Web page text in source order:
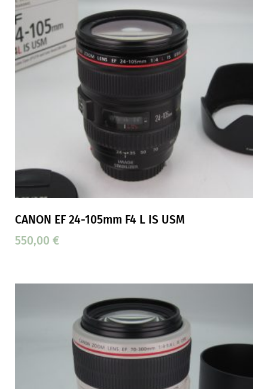
CANON EF 24-105mm F4 L IS USM
550,00 €